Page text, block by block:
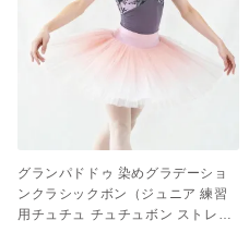
グランパドドゥ 染めグラデーショ
ンクラシックボン（ジュニア 練習
用チュチュ チュチュボン ストレッ